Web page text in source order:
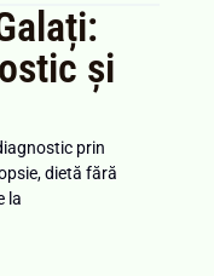
și
prin
dietă fără
la